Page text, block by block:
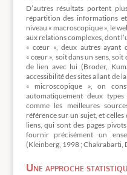
D’autres résultats portent
répartition des informations
niveau « macroscopique », le
aux relations complexes, dont
« cœur », deux autres ayant
« cœur », soit dans un sens, soit
de lien avec lui (Broder,
accessibilité des sites allant de
« microscopique », on
automatiquement deux
comme les meilleures
référence sur un sujet, et
liens, qui sont des pages
fournir précisément un
(Kleinberg, 1998 ; Chakrabarti,
Une approche